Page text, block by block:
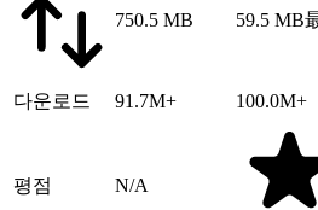
750.5 MB 59.5 MB
다운로드 91.7M+ 100.0M+
평점 N/A